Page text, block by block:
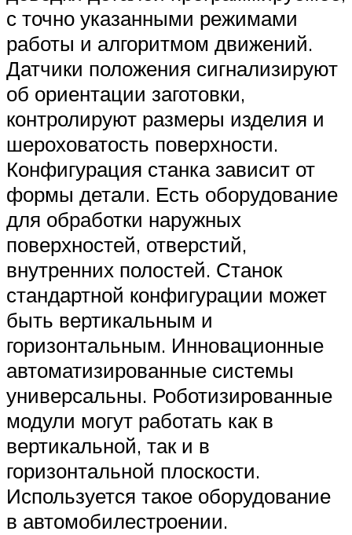
с точно указанными режимами
работы и алгоритмом движений.
Датчики положения сигнализируют
об ориентации заготовки,
контролируют размеры изделия и
шероховатость поверхности.
Конфигурация станка зависит от
формы детали. Есть оборудование
для обработки наружных
поверхностей, отверстий,
внутренних полостей. Станок
стандартной конфигурации может
быть вертикальным и
горизонтальным. Инновационные
автоматизированные системы
универсальны. Роботизированные
модули могут работать как в
вертикальной, так и в
горизонтальной плоскости.
Используется такое оборудование
в автомобилестроении.